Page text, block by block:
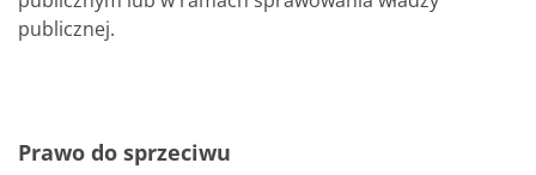
publicznej.
Prawo do sprzeciwu